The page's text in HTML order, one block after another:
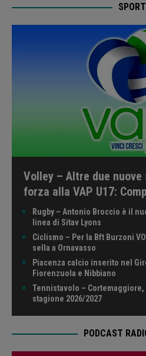
SPORT
Volley – Altre due
forza alla VAP U17:
Rugby – Antonio Broccio è il
linea di Sitav Lyons
Ciclismo – Per la Bft Burzoni
sella a Ornavasso
Piacenza calcio inserito nel
Fiorenzuola e Nibbiano
Tennistavolo –
stagione 2026/2027
PODCAST